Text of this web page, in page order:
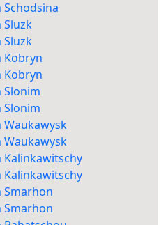
Sluzk
Sluzk
Kobryn
Kobryn
Slonim
Slonim
Waukawysk
Waukawysk
Kalinkawitschy
Kalinkawitschy
Smarhon
Smarhon